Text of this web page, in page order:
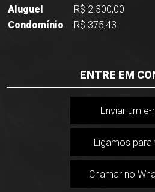
Aluguel
R$ 2.300,00
Condomínio
R$ 375,43
ENTRE EM
Enviar um e-
Ligamos para
Chamar no